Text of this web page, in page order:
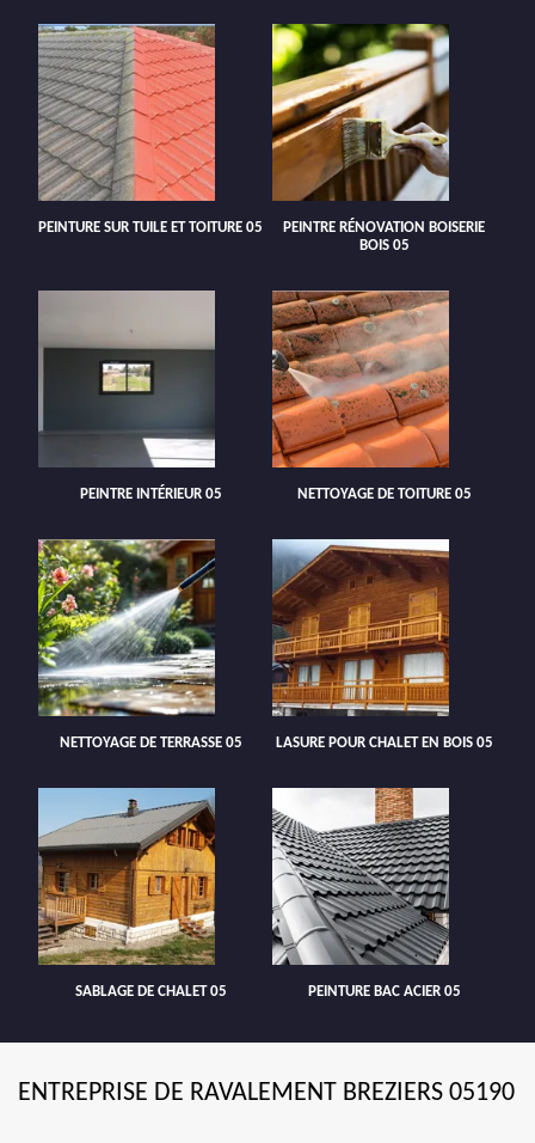
PEINTURE SUR TUILE ET TOITURE 05
PEINTRE RÉNOVATION BOISERIE
BOIS 05
PEINTRE INTÉRIEUR 05 NETTOYAGE DE TOITURE 05
NETTOYAGE DE TERRASSE 05 LASURE POUR CHALET EN BOIS 05
SABLAGE DE CHALET 05 PEINTURE BAC ACIER 05
ENTREPRISE DE RAVALEMENT BREZIERS 05190